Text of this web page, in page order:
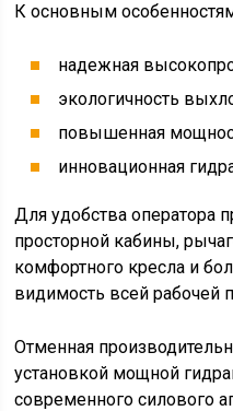
К основным
надежная
экологичность
повышенная
инновационная
Для удобства оператора
просторной кабины,
комфортного кресла и
видимость всей рабочей
Отменная
установкой мощной
современного силового